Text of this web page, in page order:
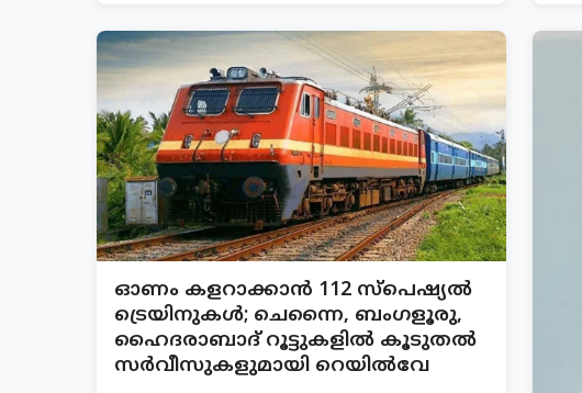
ഓണം കളറാക്കാൻ 112 സ്പെഷ്യൽ
ട്രെയിനുകൾ; ചെന്നൈ, ബംഗളൂരു,
ഹൈദരാബാദ് റൂട്ടുകളിൽ കൂടുതൽ
സർവീസുകളുമായി റെയിൽവേ